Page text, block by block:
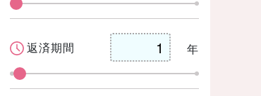
返済期間 年